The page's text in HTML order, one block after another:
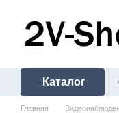
Каталог
Главная